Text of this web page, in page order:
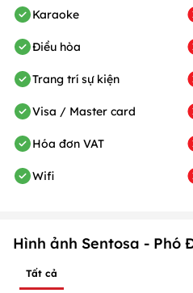
Karaoke
Điều hòa
Trang trí sự kiện
Visa / Master card
Hóa đơn VAT
Wifi
Hình ảnh Sentosa - Phó
Tất cả